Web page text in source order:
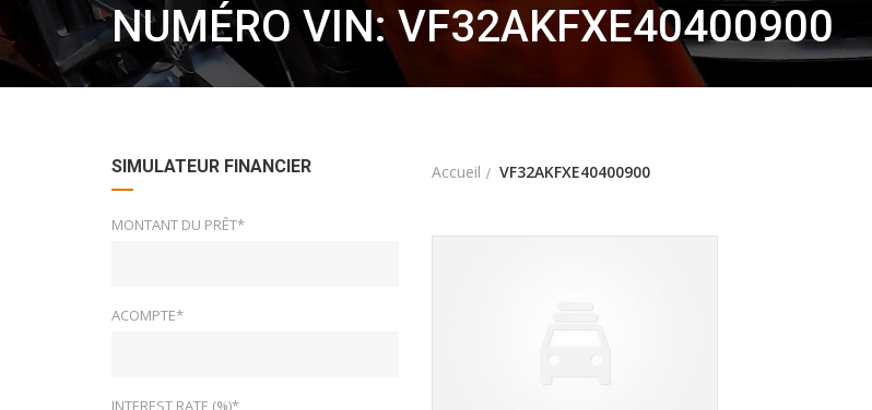
NUMÉRO VIN: VF32AKFXE40400900
SIMULATEUR FINANCIER
MONTANT DU PRÊT*
ACOMPTE*
INTEREST RATE (%)*
Accueil VF32AKFXE40400900